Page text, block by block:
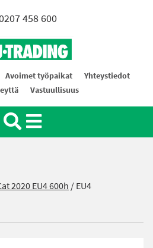
458 600
Ab
Avoimet työpaikat
Yhteystiedot
Vastuullisuus
2020 EU4 600h /EU4